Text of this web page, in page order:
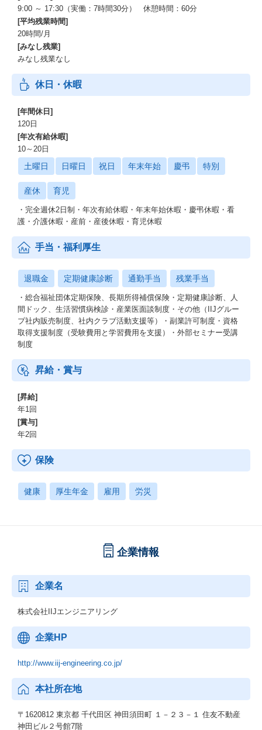
9:00 ～ 17:30（実働：7時間30分） 休憩時間：60分
[平均残業時間]
20時間/月
[みなし残業]
みなし残業なし
休日・休暇
[年間休日]
120日
[年次有給休暇]
10～20日
土曜日 日曜日 祝日 年末年始 慶弔 特別
産休 育児
・完全週休2日制・年次有給休暇・年末年始休暇・慶弔休暇・看
護・介護休暇・産前・産後休暇・育児休暇
手当・福利厚生
退職金 定期健康診断 通勤手当 残業手当
・総合福祉団体定期保険、長期所得補償保険・定期健康診断、人
間ドック、生活習慣病検診・産業医面談制度・その他（IIJグルー
プ社内販売制度、社内クラブ活動支援等）・副業許可制度・資格
取得支援制度（受験費用と学習費用を支援）・外部セミナー受講
制度
昇給・賞与
[昇給]
年1回
[賞与]
年2回
保険
健康 厚生年金 雇用 労災
企業情報
企業名
株式会社IIJエンジニアリング
企業HP
http://www.iij-engineering.co.jp/
本社所在地
〒1620812 東京都 千代田区 神田須田町 １－２３－１ 住友不動産
神田ビル２号館7階